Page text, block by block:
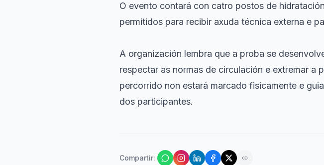
O evento contará con catro postos de
permitidos para recibir axuda técnica externa e
A organización lembra que a proba se
respectar as normas de circulación e extremar a
percorrido non estará marcado fisicamente e
dos participantes.
Compartir: